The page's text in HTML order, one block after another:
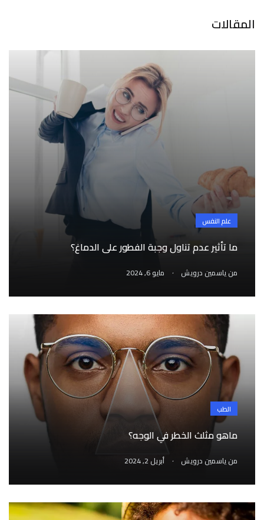
المقالات
علم النفس
ما تأثير عدم تناول وجبة الفطور على الدماغ؟
منياسمين درويش . مايو 6, 2024
الطب
ماهو مثلث الخطر في الوجه؟
منياسمين درويش . أبريل 2, 2024